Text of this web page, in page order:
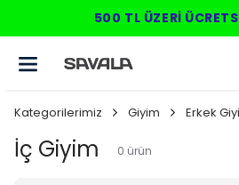
500 TL ÜZERI
Kategorilerimiz Giyim Erkek
İç Giyim 0 ürün